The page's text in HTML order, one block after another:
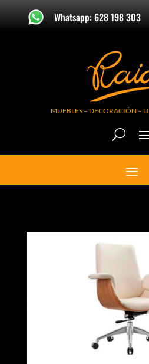
Whatsapp: 628 198 303
MUEBLES – DECORACIÓN –